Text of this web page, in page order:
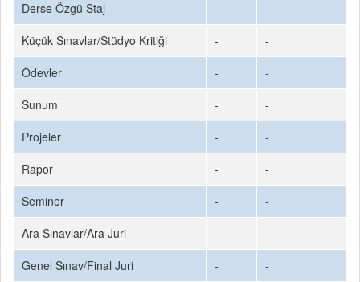
Derse Özgü Staj
-
-
Küçük Sınavlar/Stüdyo Kritiği
-
-
Ödevler
-
-
Sunum
-
-
Projeler
-
-
Rapor
-
-
Seminer
-
-
Ara Sınavlar/Ara Juri
-
-
Genel Sınav/Final Juri
- -